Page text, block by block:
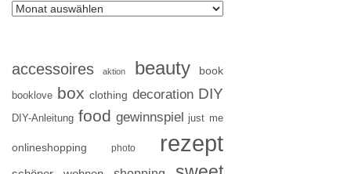
accessoires aktion beauty book
booklove box clothing decoration DIY
DIY-Anleitung food gewinnspiel just me
onlineshopping photo rezept